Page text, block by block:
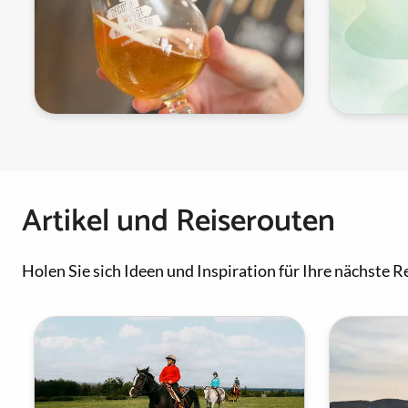
Artikel und Reiserouten
Holen Sie sich Ideen und Inspiration für Ihre nächste